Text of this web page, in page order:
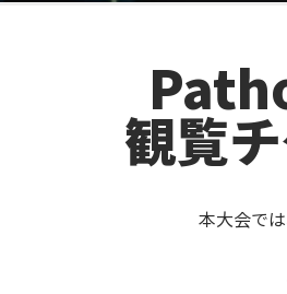
観覧
本大会で